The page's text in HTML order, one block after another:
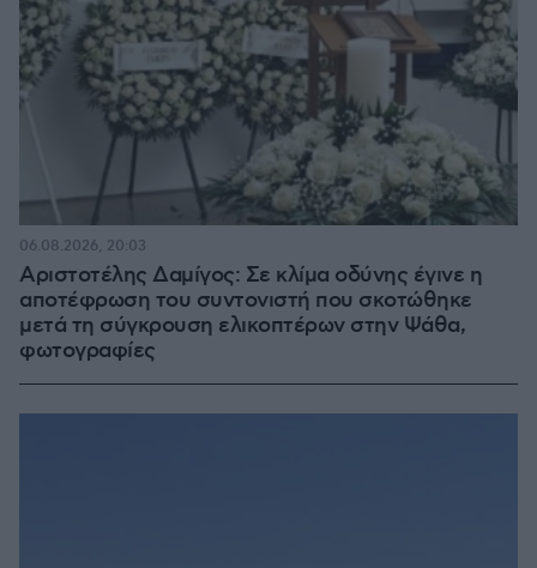
Αριστοτέλης Δαμίγος: Σε κλίμα οδύνης έγινε η
αποτέφρωση του συντονιστή που σκοτώθηκε
μετά τη σύγκρουση ελικοπτέρων στην Ψάθα,
φωτογραφίες
06.08.2026, 20:03